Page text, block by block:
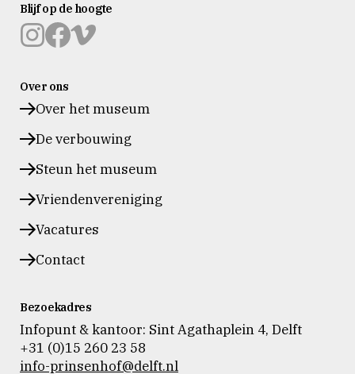
Over ons
Over het museum
De verbouwing
Steun het museum
Vriendenvereniging
Vacatures
Contact
Bezoekadres
Infopunt & kantoor: Sint Agathaplein 4, Delft
+31 (0)15 260 23 58
info-prinsenhof@delft.nl
Blijf op de hoogte
Delft
op
Delft
op op